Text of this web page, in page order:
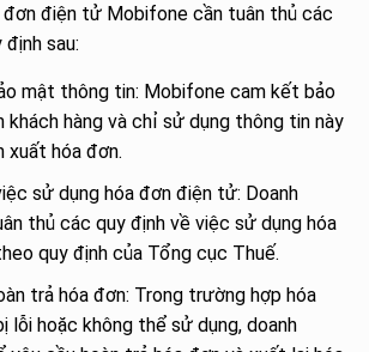
đơn điện tử Mobifone cần tuân thủ các
sau:
mật thông tin: Mobifone cam kết bảo
hàng và chỉ sử dụng thông tin này
xuất hóa đơn.
sử dụng hóa đơn điện tử: Doanh
thủ các quy định về việc sử dụng hóa
quy định của Tổng cục Thuế.
trả hóa đơn: Trong trường hợp hóa
lỗi hoặc không thể sử dụng, doanh